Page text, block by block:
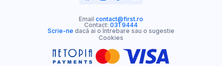
Email contact@first.ro
Contact: 031 9444
Scrie-ne dacă ai o întrebare sau o sugestie
Cookies